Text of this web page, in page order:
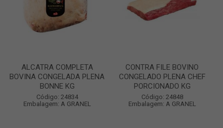
ALCATRA COMPLETA
BOVINA CONGELADA PLENA
BONNE KG
Código: 24834
Embalagem: A GRANEL
CONTRA FILE BOVINO
CONGELADO PLENA CHEF
PORCIONADO KG
Código: 24848
Embalagem: A GRANEL